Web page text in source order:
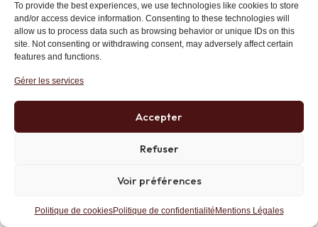
To provide the best experiences, we use technologies like cookies to store
and/or access device information. Consenting to these technologies will
allow us to process data such as browsing behavior or unique IDs on this
site. Not consenting or withdrawing consent, may adversely affect certain
features and functions.
Gérer les services
Accepter
Refuser
Voir préférences
Politique de cookiesPolitique de confidentialité Mentions Légales
dérapant dans l’anti-juif primaire. Le suicide est
si proche et si imminent qu’il pourrait
effectivement ressusciter de la « valle de los
caïdos » son général ! Pour ceux qui ont trente
grammes de culture, , Rosa Luxembourg,
Hitler en idée mais aussi en camps de
concentration et holodomor. Alors inévitable ?
C’est comme vous le dites à craindre. Reste la
Lien